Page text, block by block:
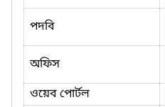
পদবি
অফিস
ওয়েব পোর্টল